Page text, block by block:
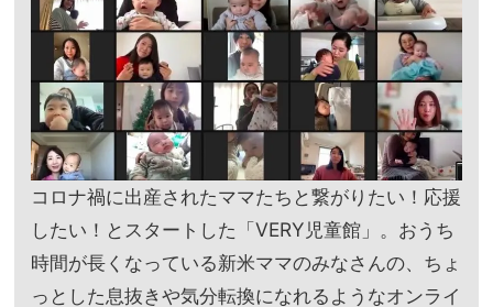
コロナ禍に出産されたママたちと繋がりたい！応援
したい！とスタートした「VERY児童館」。おうち
時間が長くなっている新米ママのみなさんの、ちょ
っとした息抜きや気分転換になれるようなオンライ